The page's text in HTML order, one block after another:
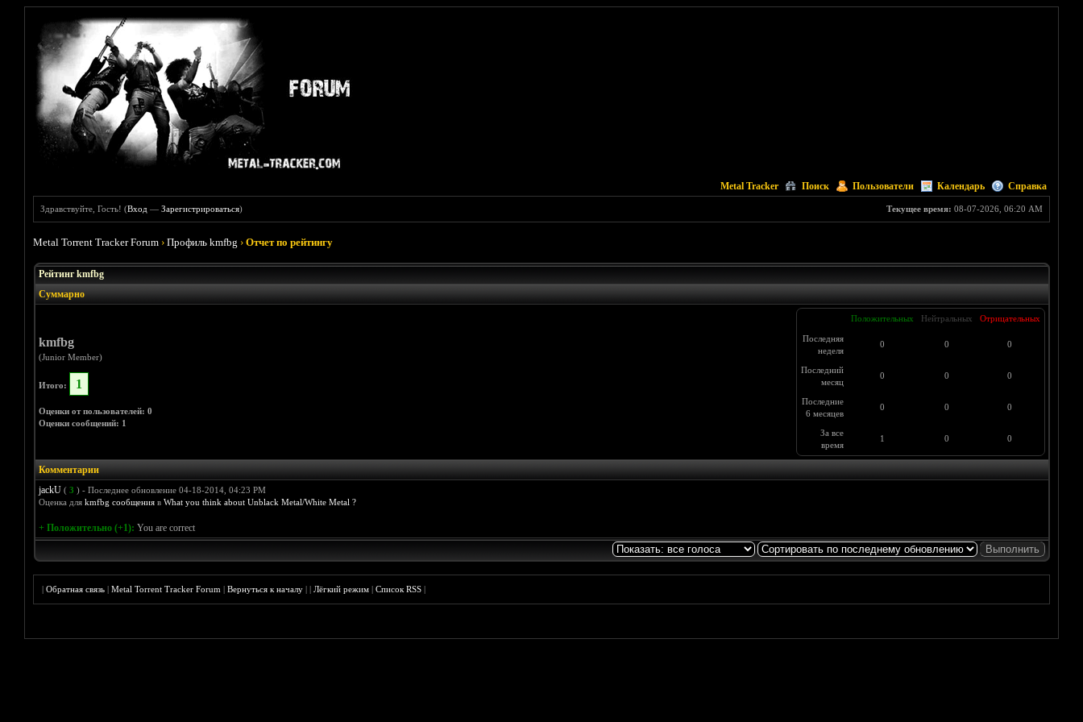
Metal Tracker Поиск Пользователи Календарь Справка
Текущее время: 08-07-2026, 06:20 AM
Здравствуйте, Гость! (Вход —Зарегистрироваться)
Metal Torrent Tracker Forum ›Профиль kmfbg ›Отчет по рейтингу
Рейтинг kmfbg
Суммарно
kmfbg
(Junior Member)
Итого: 1
Оценки от пользователей: 0
Оценки сообщений: 1
Положительных Нейтральных Отрицательных
Последняя
неделя
0 0 0
Последний
месяц
0 0 0
Последние
6 месяцев
0 0 0
За все
время
1 0 0
Комментарии
jackU ( 3 ) - Последнее обновление 04-18-2014, 04:23 PM
Оценка для kmfbg сообщенияв What you think about Unblack Metal/White Metal ?
+ Положительно (+1): You are correct
|Обратная связь |Metal Torrent Tracker Forum |Вернуться к началу ||Лёгкий режим |Список RSS |